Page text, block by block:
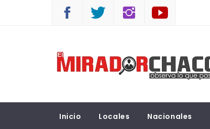
EL MIRADOR CHACO
Inicio Locales Nacionales